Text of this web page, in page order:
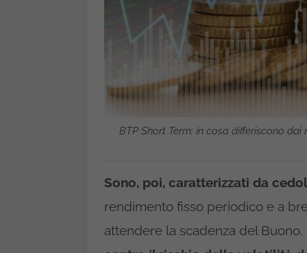
BTP Short Term: in cosa differiscono
Sono, poi, caratterizzati da
rendimento fisso periodico e a
attendere la scadenza del